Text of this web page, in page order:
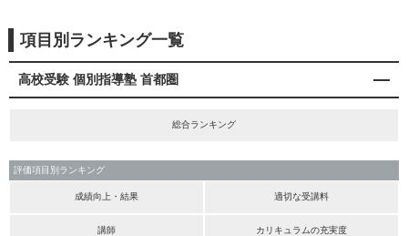
項目別ランキング一覧
高校受験 個別指導塾 首都圏
総合ランキング
評価項目別ランキング
成績向上・結果 適切な受講料
講師 カリキュラムの充実度